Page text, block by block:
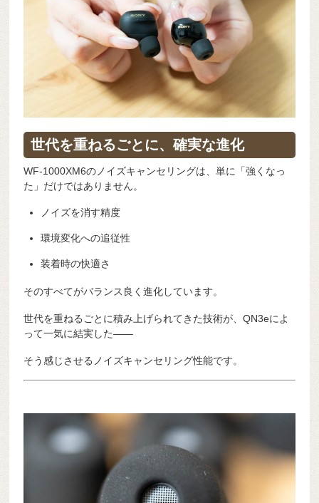
世代を重ねるごとに、確実な進化
WF-1000XM6のノイズキャンセリングは、単に「強くなっ
た」だけではありません。
ノイズを消す精度
環境変化への追従性
装着時の快適さ
そのすべてがバランス良く進化しています。
世代を重ねるごとに積み上げられてきた技術が、QN3eによ
って一気に結実した――
そう感じさせるノイズキャンセリング性能です。